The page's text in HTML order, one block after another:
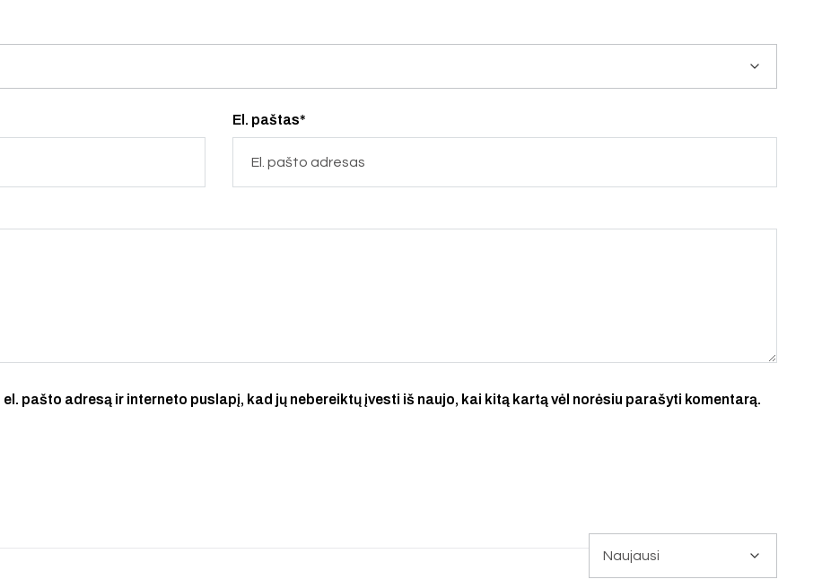
El. paštas*
pašto adresą ir interneto puslapį, kad jų nebereiktų įvesti iš naujo, kai kitą kartą vėl norėsiu parašyti komentarą.